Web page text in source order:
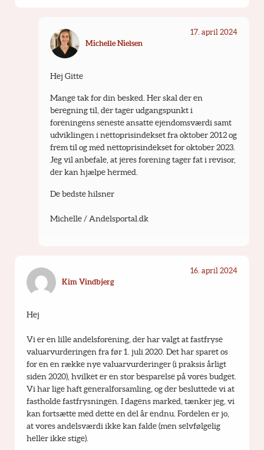
Michelle Nielsen
17. april 2024
Hej Gitte
Mange tak for din besked. Her skal der en
beregning til, der tager udgangspunkt i
foreningens seneste ansatte ejendomsværdi samt
udviklingen i nettoprisindekset fra oktober 2012 og
frem til og med nettoprisindekset for oktober 2023.
Jeg vil anbefale, at jeres forening tager fat i revisor,
der kan hjælpe hermed.
De bedste hilsner
Michelle / Andelsportal.dk
Kim Vindbjerg
16. april 2024
Hej
Vi er en lille andelsforening, der har valgt at fastfryse
valuarvurderingen fra før 1. juli 2020. Det har sparet os
for en en række nye valuarvurderinger (i praksis årligt
siden 2020), hvilket er en stor besparelse på vores budget.
Vi har lige haft generalforsamling, og der besluttede vi at
fastholde fastfrysningen. I dagens marked, tænker jeg, vi
kan fortsætte med dette en del år endnu. Fordelen er jo,
at vores andelsværdi ikke kan falde (men selvfølgelig
heller ikke stige).